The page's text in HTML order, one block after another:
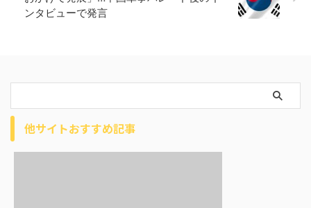
ンタビューで発言
他サイトおすすめ記事